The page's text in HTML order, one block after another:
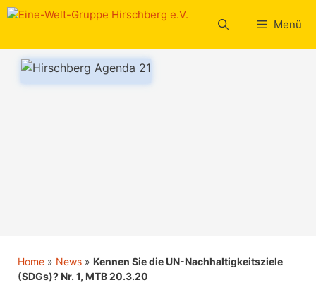
Zum
Menü
Home » News » Kennen Sie die UN-Nachhaltigkeitsziele
(SDGs)? Nr. 1, MTB 20.3.20